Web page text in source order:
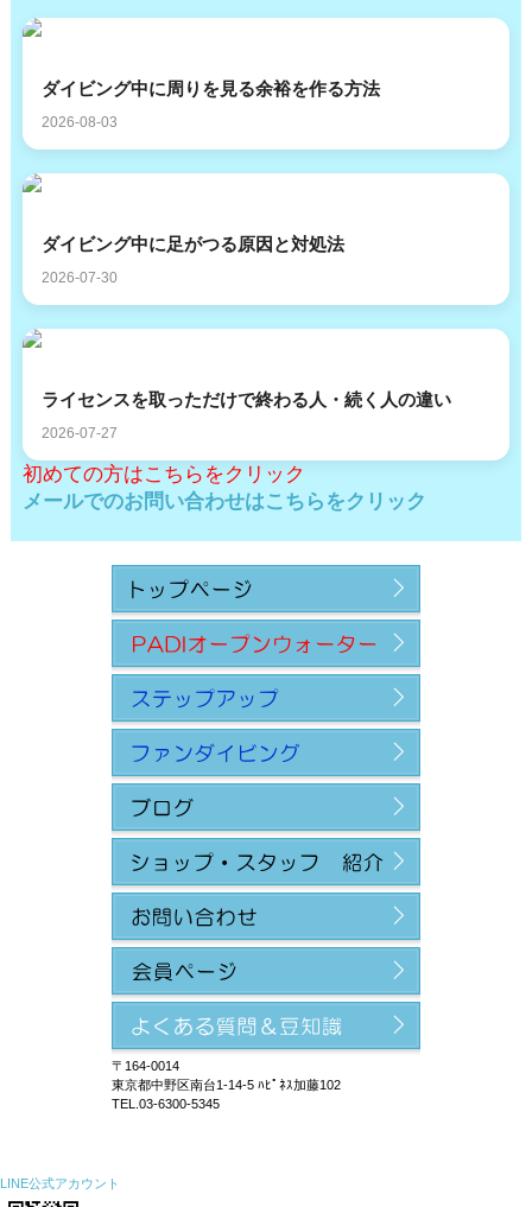
ダイビング中に周りを見る余裕を作る方法
2026-08-03
ダイビング中に足がつる原因と対処法
2026-07-30
ライセンスを取っただけで終わる人・続く人の違い
2026-07-27
初めての方はこちらをクリック
メールでのお問い合わせはこちらをクリック
〒164-0014
東京都中野区南台1-14-5 ﾊﾋﾟﾈｽ加藤102
TEL.03-6300-5345
LINE公式アカウント